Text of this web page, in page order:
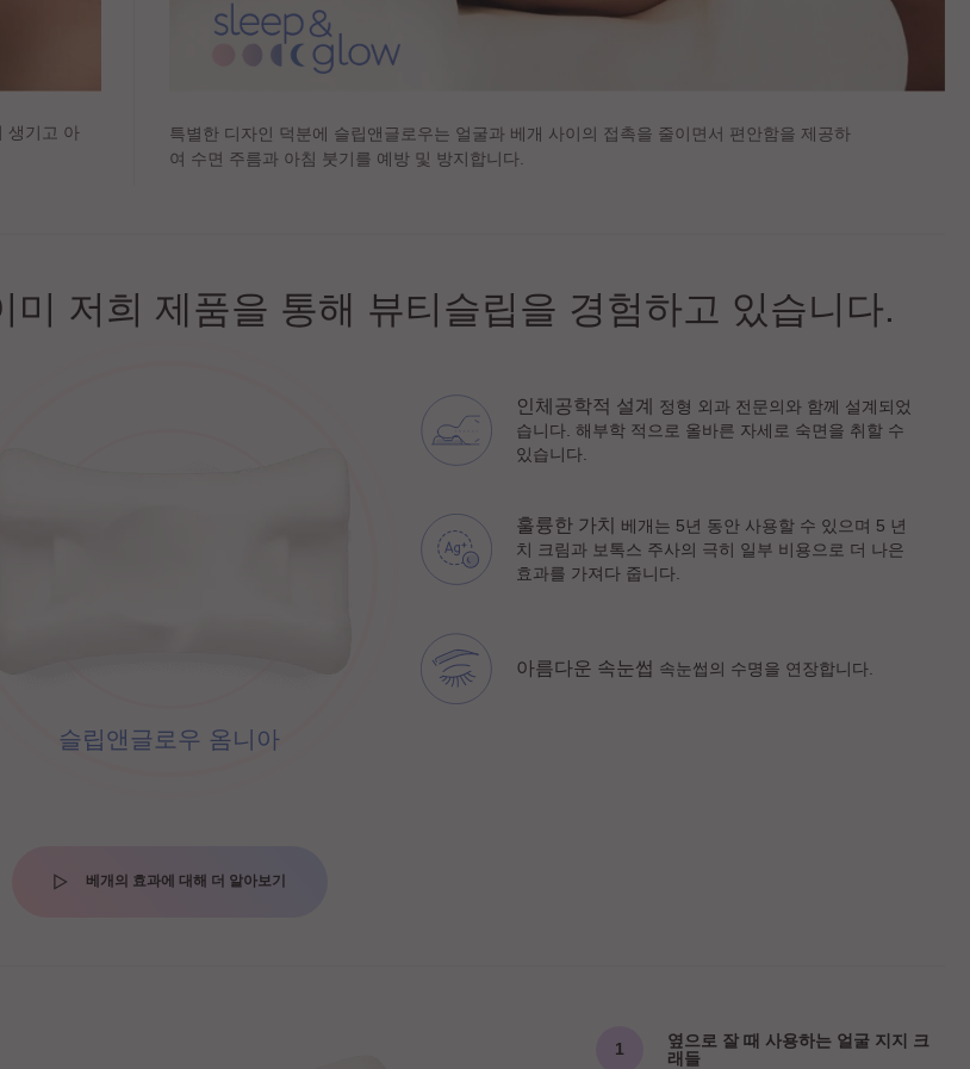
생기고 아
특별한 디자인 덕분에 슬립앤글로우는 얼굴과 베개 사이의 접촉을 줄이면서 편안함을 제공하
여 수면 주름과 아침 붓기를 예방 및 방지합니다.
저희 제품을 통해 뷰티슬립을 경험하고 있습니다.
슬립앤글로우 옴니아
베개의 효과에 대해 더 알아보기
인체공학적 설계
정형 외과 전문의와 함께 설계되었
습니다. 해부학 적으로 올바른 자세로 숙면을 취할 수
있습니다.
훌륭한 가치
베개는 5년 동안 사용할 수 있으며 5 년
치 크림과 보톡스 주사의 극히 일부 비용으로 더 나은
효과를 가져다 줍니다.
아름다운 속눈썹 속눈썹의 수명을 연장합니다.
옆으로 잘 때 사용하는 얼굴 지지 크
래들